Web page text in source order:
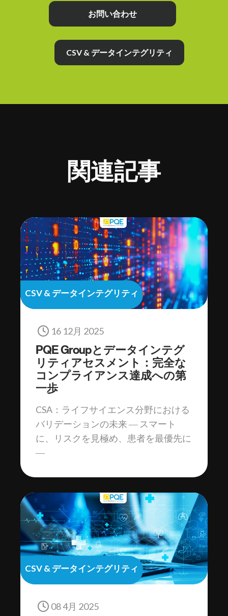
お問い合わせ
CSV & データインテグリティ
関連記事
CSV & データインテグリティ
16 12月 2025
PQE Groupとデータインテグ
リティアセスメント：完全な
コンプライアンス達成への第
一歩
CSA：ライフサイエンス分野における
バリデーションの未来 ― スマート
に、リスクを見極め、患者を最優先に
―
CSV & データインテグリティ
08 4月 2025